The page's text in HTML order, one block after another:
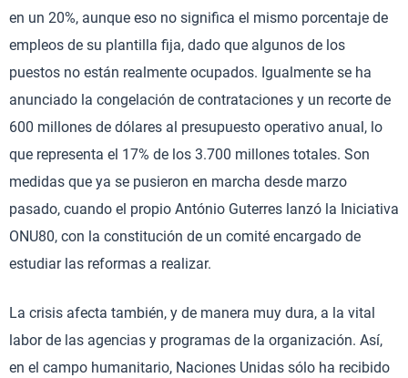
en un 20%, aunque eso no significa el mismo porcentaje de
empleos de su plantilla fija, dado que algunos de los
puestos no están realmente ocupados. Igualmente se ha
anunciado la congelación de contrataciones y un recorte de
600 millones de dólares al presupuesto operativo anual, lo
que representa el 17% de los 3.700 millones totales. Son
medidas que ya se pusieron en marcha desde marzo
pasado, cuando el propio António Guterres lanzó la Iniciativa
ONU80, con la constitución de un comité encargado de
estudiar las reformas a realizar.
La crisis afecta también, y de manera muy dura, a la vital
labor de las agencias y programas de la organización. Así,
en el campo humanitario, Naciones Unidas sólo ha recibido